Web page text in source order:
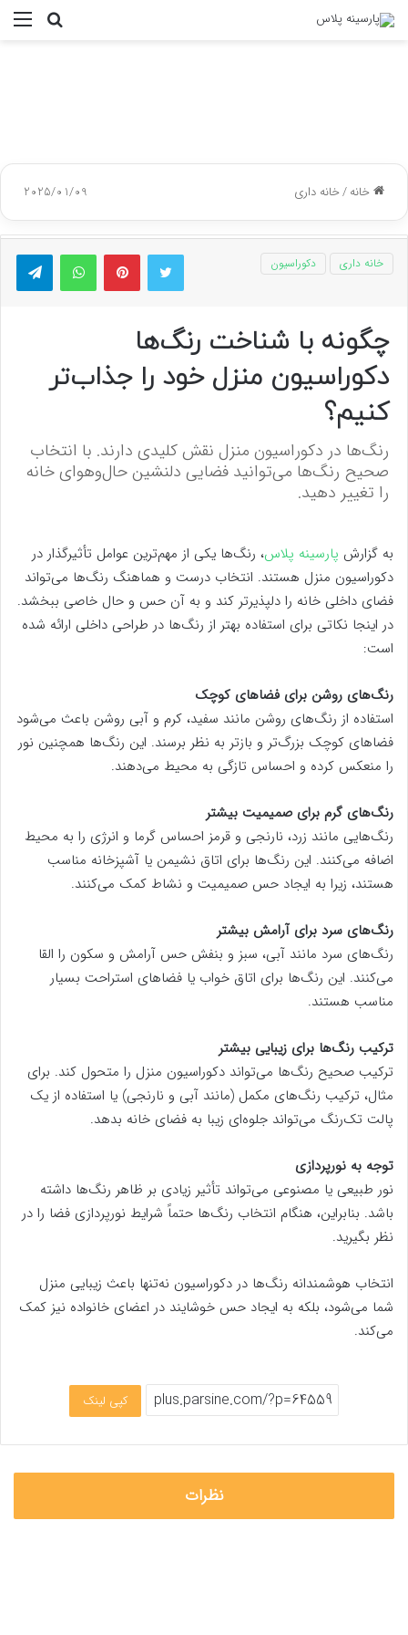
جستجو
خانه/خانه داری 2025/01/09
توییتر پینتریستواتس آپ
خانه داری دکوراسیون
چگونه با شناخت رنگ‌ها
دکوراسیون منزل خود را جذاب‌تر
کنیم؟
رنگ‌ها در دکوراسیون منزل نقش کلیدی دارند. با انتخاب
صحیح رنگ‌ها می‌توانید فضایی دلنشین حال‌وهوای خانه
را تغییر دهید.
به گزارش پارسینه پلاس، رنگ‌ها یکی از مهم‌ترین عوامل تأثیرگذار در
دکوراسیون منزل هستند. انتخاب درست و هماهنگ رنگ‌ها می‌تواند
فضای داخلی خانه را دلپذیرتر کند و به آن حس و حال خاصی ببخشد.
در اینجا نکاتی برای استفاده بهتر از رنگ‌ها در طراحی داخلی ارائه شده
است:
رنگ‌های روشن برای فضاهای کوچک
استفاده از رنگ‌های روشن مانند سفید، کرم و آبی روشن باعث می‌شود
فضاهای کوچک بزرگ‌تر و بازتر به نظر برسند. این رنگ‌ها همچنین نور
را منعکس کرده و احساس تازگی به محیط می‌دهند.
رنگ‌های گرم برای صمیمیت بیشتر
رنگ‌هایی مانند زرد، نارنجی و قرمز احساس گرما و انرژی را به محیط
اضافه می‌کنند. این رنگ‌ها برای اتاق نشیمن یا آشپزخانه مناسب
هستند، زیرا به ایجاد حس صمیمیت و نشاط کمک می‌کنند.
رنگ‌های سرد برای آرامش بیشتر
رنگ‌های سرد مانند آبی، سبز و بنفش حس آرامش و سکون را القا
می‌کنند. این رنگ‌ها برای اتاق خواب یا فضاهای استراحت بسیار
مناسب هستند.
ترکیب رنگ‌ها برای زیبایی بیشتر
ترکیب صحیح رنگ‌ها می‌تواند دکوراسیون منزل را متحول کند. برای
مثال، ترکیب رنگ‌های مکمل (مانند آبی و نارنجی) یا استفاده از یک
پالت تک‌رنگ می‌تواند جلوه‌ای زیبا به فضای خانه بدهد.
توجه به نورپردازی
نور طبیعی یا مصنوعی می‌تواند تأثیر زیادی بر ظاهر رنگ‌ها داشته
باشد. بنابراین، هنگام انتخاب رنگ‌ها حتماً شرایط نورپردازی فضا را در
نظر بگیرید.
انتخاب هوشمندانه رنگ‌ها در دکوراسیون نه‌تنها باعث زیبایی منزل
شما می‌شود، بلکه به ایجاد حس خوشایند در اعضای خانواده نیز کمک
می‌کند.
کپی لینک
نظرات